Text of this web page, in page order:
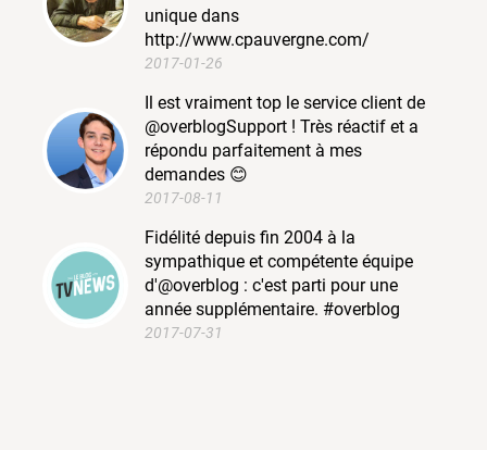
unique dans
http://www.cpauvergne.com/
2017-01-26
Il est vraiment top le service client de
@overblogSupport ! Très réactif et a
répondu parfaitement à mes
demandes 😊
2017-08-11
Fidélité depuis fin 2004 à la
sympathique et compétente équipe
d'@overblog : c'est parti pour une
année supplémentaire. #overblog
2017-07-31